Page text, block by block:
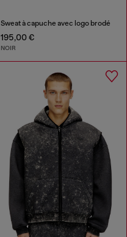
Sweat à capuche avec logo brodé
195,00 €
NOIR